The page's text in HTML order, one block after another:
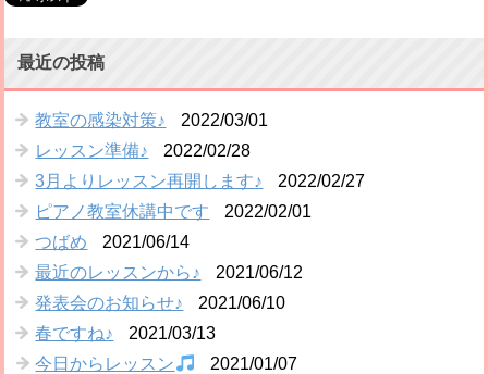
最近の投稿
教室の感染対策♪
2022/03/01
レッスン準備♪
2022/02/28
3月よりレッスン再開します♪
2022/02/27
ピアノ教室休講中です
2022/02/01
つばめ
2021/06/14
最近のレッスンから♪
2021/06/12
発表会のお知らせ♪
2021/06/10
春ですね♪
2021/03/13
今日からレッスン
2021/01/07